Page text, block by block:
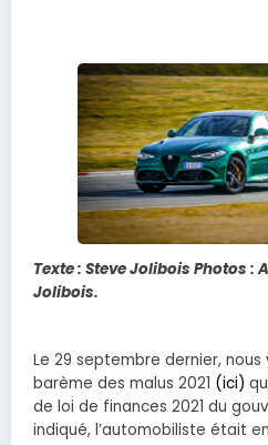
Texte : Steve Jolibois Photos :
Jolibois.
Le 29 septembre dernier,
barème des malus 2021 (ici)
de loi de finances 2021 du
indiqué, l’automobiliste était